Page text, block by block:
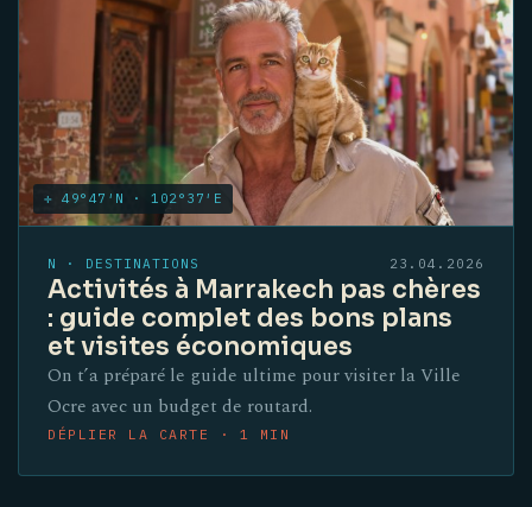
✛ 49°47′N · 102°37′E
N · DESTINATIONS 23.04.2026
Activités à Marrakech pas chères
: guide complet des bons plans
et visites économiques
On t’a préparé le guide ultime pour visiter la Ville
Ocre avec un budget de routard.
DÉPLIER LA CARTE · 1 MIN